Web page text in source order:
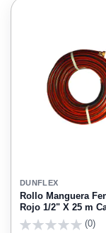
DUNFLEX
Rollo Manguera
Rojo 1/2" X 25 m
Lona Con Racores
(0)